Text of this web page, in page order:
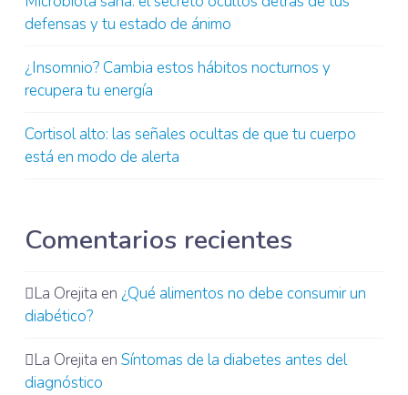
defensas y tu estado de ánimo
¿Insomnio? Cambia estos hábitos nocturnos y
recupera tu energía
Cortisol alto: las señales ocultas de que tu cuerpo
está en modo de alerta
Comentarios recientes
La Orejita en ¿Qué alimentos no debe consumir un
diabético?
La Orejita en Síntomas de la diabetes antes del
diagnóstico